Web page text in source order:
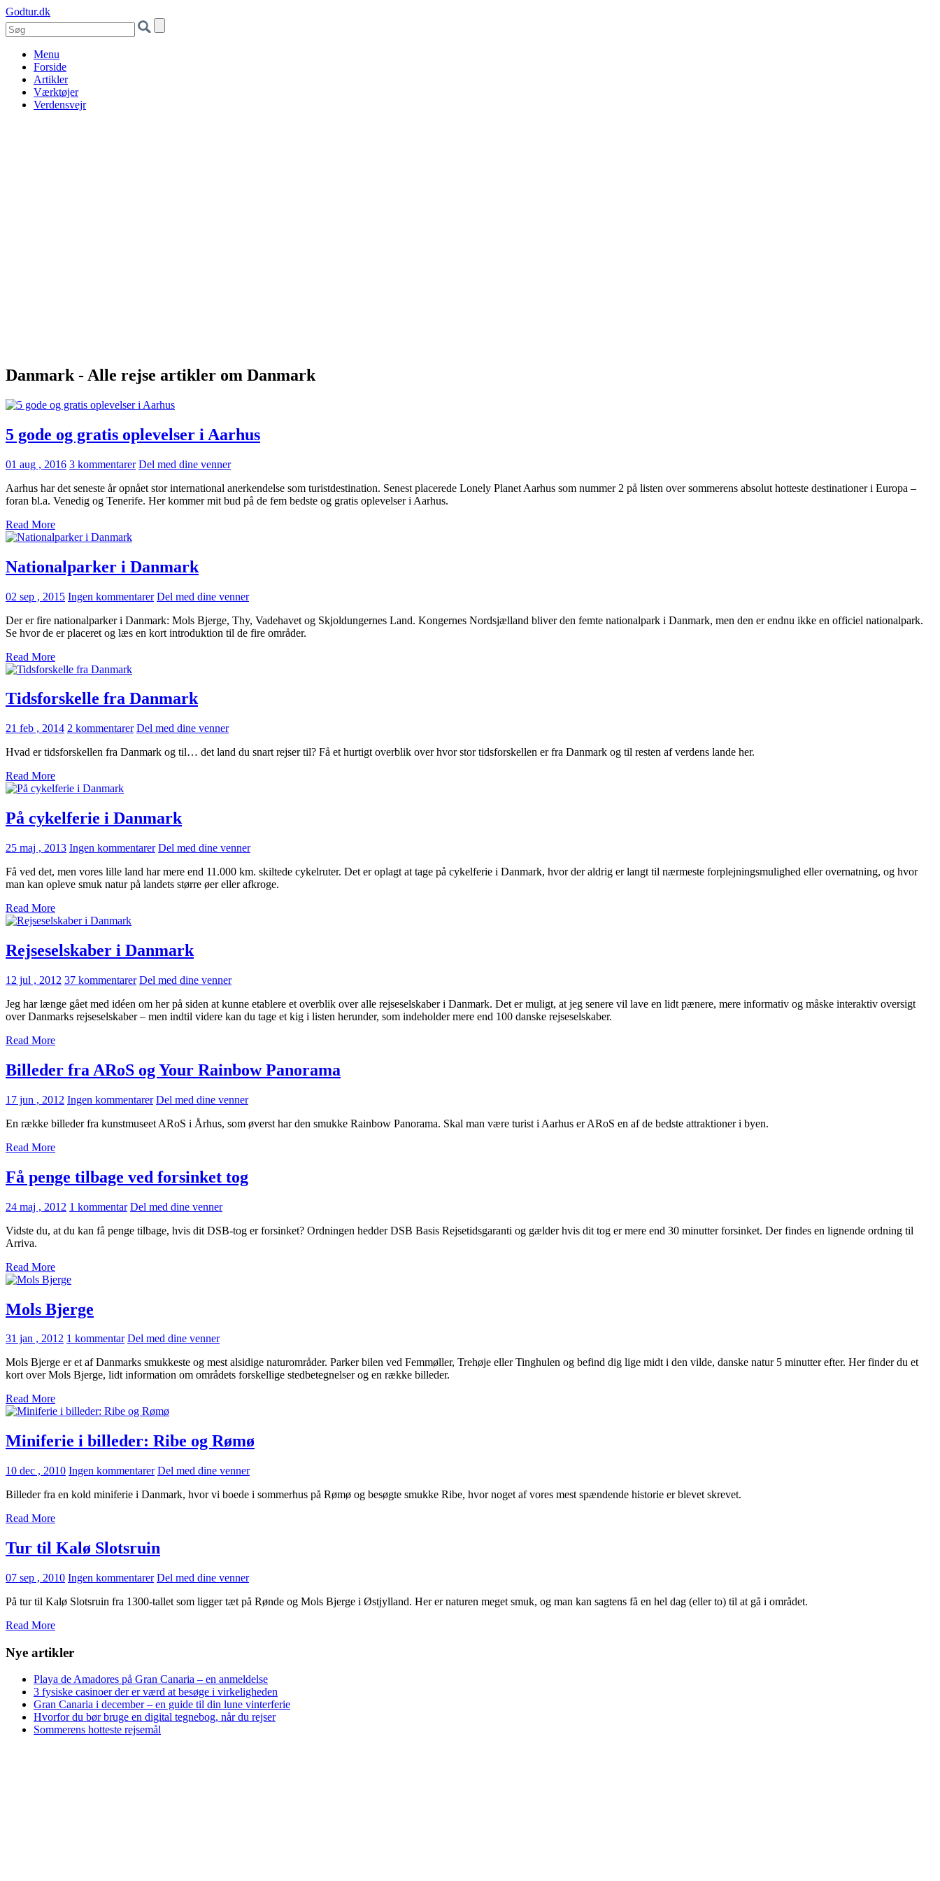
Godtur.dk
Menu
Forside
Artikler
Værktøjer
Verdensvejr
Danmark - Alle rejse artikler om Danmark
5 gode og gratis oplevelser i Aarhus
01 aug , 2016 3 kommentarer Del med dine venner
Aarhus har det seneste år opnået stor international anerkendelse som turistdestination. Senest placerede Lonely Planet Aarhus som nummer 2 på listen over sommerens absolut hotteste destinationer i Europa –
foran bl.a. Venedig og Tenerife. Her kommer mit bud på de fem bedste og gratis oplevelser i Aarhus.
Read More
Nationalparker i Danmark
02 sep , 2015 Ingen kommentarer Del med dine venner
Der er fire nationalparker i Danmark: Mols Bjerge, Thy, Vadehavet og Skjoldungernes Land. Kongernes Nordsjælland bliver den femte nationalpark i Danmark, men den er endnu ikke en officiel nationalpark.
Se hvor de er placeret og læs en kort introduktion til de fire områder.
Read More
Tidsforskelle fra Danmark
21 feb , 2014 2 kommentarer Del med dine venner
Hvad er tidsforskellen fra Danmark og til… det land du snart rejser til? Få et hurtigt overblik over hvor stor tidsforskellen er fra Danmark og til resten af verdens lande her.
Read More
På cykelferie i Danmark
25 maj , 2013 Ingen kommentarer Del med dine venner
Få ved det, men vores lille land har mere end 11.000 km. skiltede cykelruter. Det er oplagt at tage på cykelferie i Danmark, hvor der aldrig er langt til nærmeste forplejningsmulighed eller overnatning, og hvor
man kan opleve smuk natur på landets større øer eller afkroge.
Read More
Rejseselskaber i Danmark
12 jul , 2012 37 kommentarer Del med dine venner
Jeg har længe gået med idéen om her på siden at kunne etablere et overblik over alle rejseselskaber i Danmark. Det er muligt, at jeg senere vil lave en lidt pænere, mere informativ og måske interaktiv oversigt
over Danmarks rejseselskaber – men indtil videre kan du tage et kig i listen herunder, som indeholder mere end 100 danske rejseselskaber.
Read More
Billeder fra ARoS og Your Rainbow Panorama
17 jun , 2012 Ingen kommentarer Del med dine venner
En række billeder fra kunstmuseet ARoS i Århus, som øverst har den smukke Rainbow Panorama. Skal man være turist i Aarhus er ARoS en af de bedste attraktioner i byen.
Read More
Få penge tilbage ved forsinket tog
24 maj , 2012 1 kommentar Del med dine venner
Vidste du, at du kan få penge tilbage, hvis dit DSB-tog er forsinket? Ordningen hedder DSB Basis Rejsetidsgaranti og gælder hvis dit tog er mere end 30 minutter forsinket. Der findes en lignende ordning til
Arriva.
Read More
Mols Bjerge
31 jan , 2012 1 kommentar Del med dine venner
Mols Bjerge er et af Danmarks smukkeste og mest alsidige naturområder. Parker bilen ved Femmøller, Trehøje eller Tinghulen og befind dig lige midt i den vilde, danske natur 5 minutter efter. Her finder du et
kort over Mols Bjerge, lidt information om områdets forskellige stedbetegnelser og en række billeder.
Read More
Miniferie i billeder: Ribe og Rømø
10 dec , 2010 Ingen kommentarer Del med dine venner
Billeder fra en kold miniferie i Danmark, hvor vi boede i sommerhus på Rømø og besøgte smukke Ribe, hvor noget af vores mest spændende historie er blevet skrevet.
Read More
Tur til Kalø Slotsruin
07 sep , 2010 Ingen kommentarer Del med dine venner
På tur til Kalø Slotsruin fra 1300-tallet som ligger tæt på Rønde og Mols Bjerge i Østjylland. Her er naturen meget smuk, og man kan sagtens få en hel dag (eller to) til at gå i området.
Read More
Nye artikler
Playa de Amadores på Gran Canaria – en anmeldelse
3 fysiske casinoer der er værd at besøge i virkeligheden
Gran Canaria i december – en guide til din lune vinterferie
Hvorfor du bør bruge en digital tegnebog, når du rejser
Sommerens hotteste rejsemål